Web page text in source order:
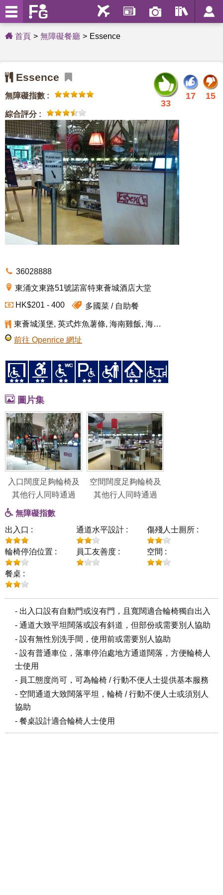
首頁 無障礙餐廳 Essence
15
17
33
Essence
無障礙指數 :
綜合評分 :
36028888
東涌文東路51號諾富特東薈城酒店大堂
HK$201 - 400
多國菜 自助餐
東薈城漢堡, 英式炸魚薯條, 海南雞飯, 海鮮拼盤(自助餐), 黑、白朱古力噴泉(自助餐)
前往 Openrice 網址
圖片集
入口闊度足夠輪椅及
其他行人同時通過
空間闊度足夠輪椅及
其他行人同時通過
無障礙指數
出入口 :
通道水平設計 : 傷殘人士厠所 :
輪椅停泊位置 : 員工友善度 : 空間 :
餐桌 :
- 出入口設有自動門或沒有門，且寬闊適合輪椅獨自出入
- 通道大致平坦闊落或設有斜道，但部份或需要別人協助
- 設有無性別洗手間，使用前或需要別人協助
- 設有普通車位，落車停泊處地方通道闊落，方便輪椅人
士使用
- 員工態度尚可，可為輪椅 / 行動不便人士提供基本服務
- 空間通道大致闊落平坦，輪椅 / 行動不便人士或須別人
協助
- 餐桌設計適合輪椅人士使用